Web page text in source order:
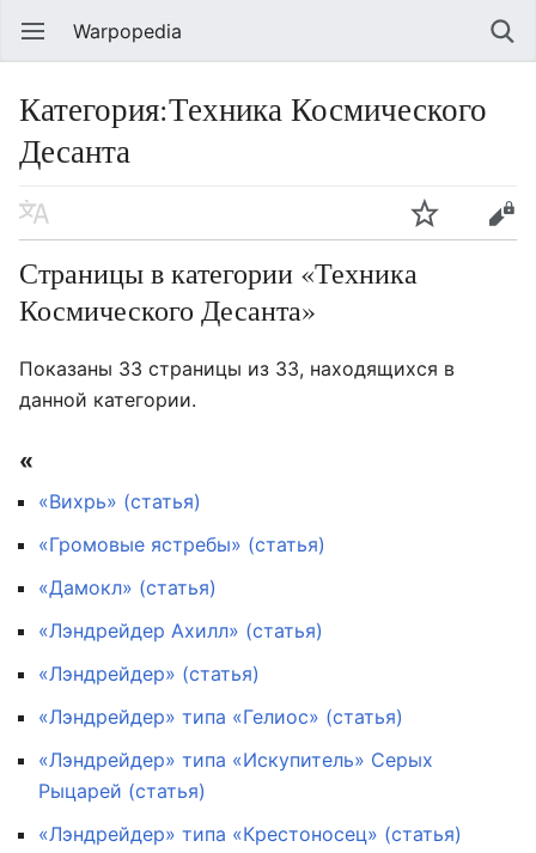
Warpopedia
Категория:Техника Космического
Десанта
Страницы в категории «Техника
Космического Десанта»
Показаны 33 страницы из 33, находящихся в
данной категории.
«
«Вихрь» (статья)
«Громовые ястребы» (статья)
«Дамокл» (статья)
«Лэндрейдер Ахилл» (статья)
«Лэндрейдер» (статья)
«Лэндрейдер» типа «Гелиос» (статья)
«Лэндрейдер» типа «Искупитель» Серых
Рыцарей (статья)
«Лэндрейдер» типа «Крестоносец» (статья)